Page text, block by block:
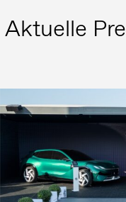
Aktuelle